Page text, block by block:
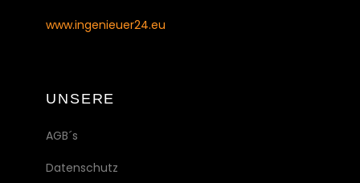
www.ingenieuer24.eu
UNSERE
AGB´s
Datenschutz